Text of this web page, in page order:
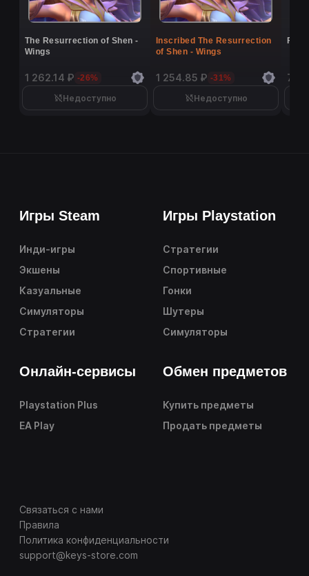
The Resurrection of Shen -
Wings
1 262.14 ₽ -26%
Недоступно
Inscribed The Resurrection
of Shen - Wings
1 254.85 ₽ -31%
Недоступно
7
Игры Steam
Инди-игры
Экшены
Казуальные
Симуляторы
Стратегии
Игры Playstation
Стратегии
Спортивные
Гонки
Шутеры
Симуляторы
Онлайн-сервисы
Playstation Plus
EA Play
Обмен предметов
Купить предметы
Продать предметы
Связаться с нами
Правила
Политика конфиденциальности
support@keys-store.com